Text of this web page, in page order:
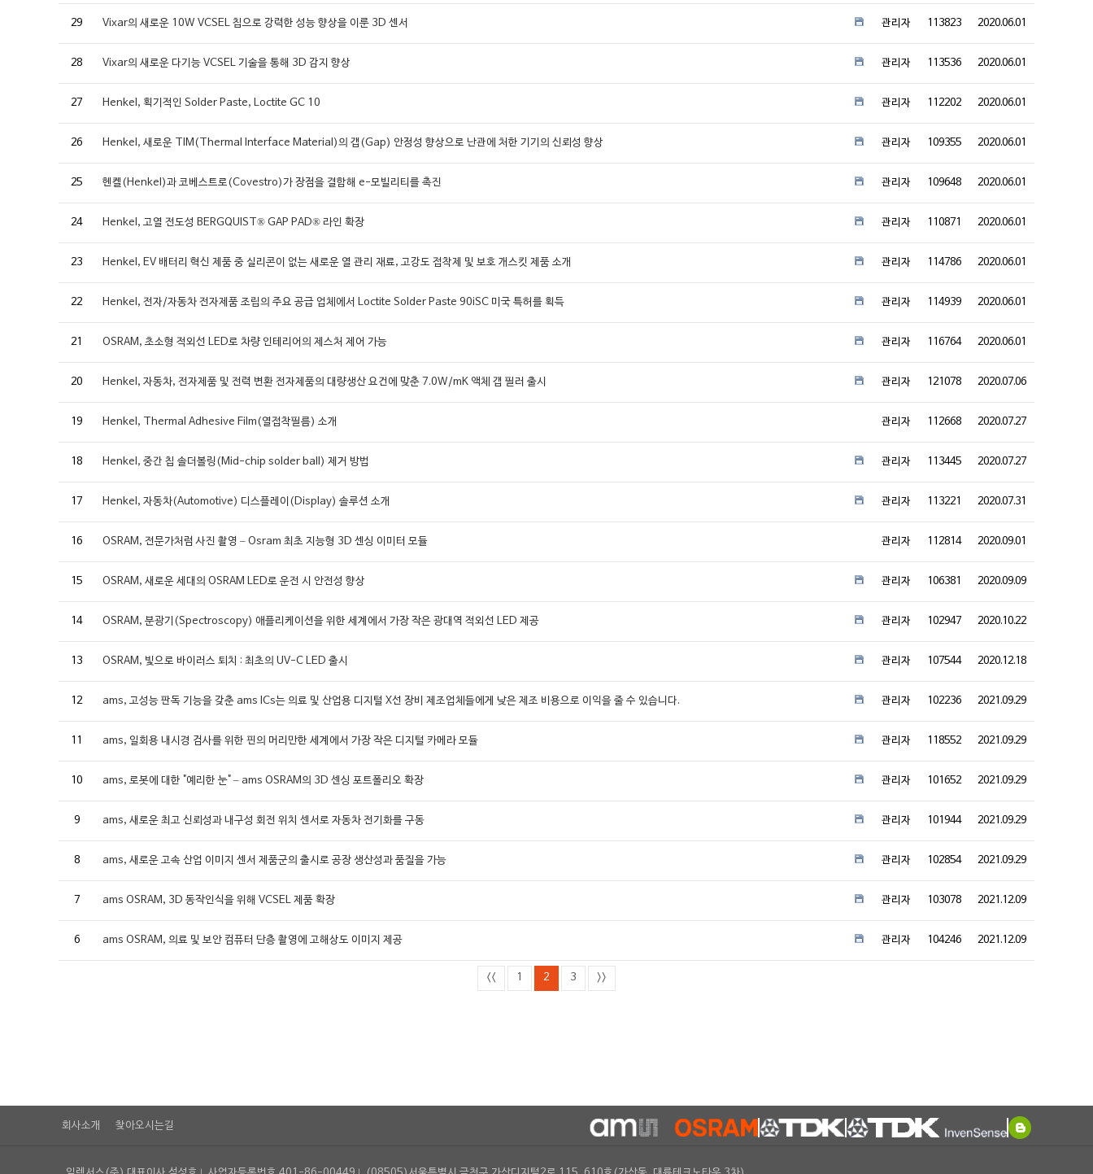
29 Vixar의 새로운 10W VCSEL 칩으로 강력한 성능 향상을 이룬 3D 센서 관리자 113823 2020.06.01
28 Vixar의 새로운 다기능 VCSEL 기술을 통해 3D 감지 향상 관리자 113536 2020.06.01
27 Henkel, 획기적인 Solder Paste, Loctite GC 10 관리자 112202 2020.06.01
26 Henkel, 새로운 TIM(Thermal Interface Material)의 갭(Gap) 안정성 향상으로 난관에 처한 기기의 신뢰성 향상 관리자 109355 2020.06.01
25 헨켈(Henkel)과 코베스트로(Covestro)가 장점을 결합해 e-모빌리티를 촉진 관리자 109648 2020.06.01
24 Henkel, 고열 전도성 BERGQUIST® GAP PAD® 라인 확장 관리자 110871 2020.06.01
23 Henkel, EV 배터리 혁신 제품 중 실리콘이 없는 새로운 열 관리 재료, 고강도 접착제 및 보호 개스킷 제품 소개 관리자 114786 2020.06.01
22 Henkel, 전자/자동차 전자제품 조립의 주요 공급 업체에서 Loctite Solder Paste 90iSC 미국 특허를 획득 관리자 114939 2020.06.01
21 OSRAM, 초소형 적외선 LED로 차량 인테리어의 제스처 제어 가능 관리자 116764 2020.06.01
20 Henkel, 자동차, 전자제품 및 전력 변환 전자제품의 대량생산 요건에 맞춘 7.0W/mK 액체 갭 필러 출시 관리자 121078 2020.07.06
19 Henkel, Thermal Adhesive Film(열접착필름) 소개 관리자 112668 2020.07.27
18 Henkel, 중간 칩 솔더볼링(Mid-chip solder ball) 제거 방법 관리자 113445 2020.07.27
17 Henkel, 자동차(Automotive) 디스플레이(Display) 솔루션 소개 관리자 113221 2020.07.31
16 OSRAM, 전문가처럼 사진 촬영 – Osram 최초 지능형 3D 센싱 이미터 모듈 관리자 112814 2020.09.01
15 OSRAM, 새로운 세대의 OSRAM LED로 운전 시 안전성 향상 관리자 106381 2020.09.09
14 OSRAM, 분광기(Spectroscopy) 애플리케이션을 위한 세계에서 가장 작은 광대역 적외선 LED 제공 관리자 102947 2020.10.22
13 OSRAM, 빛으로 바이러스 퇴치 : 최초의 UV-C LED 출시 관리자 107544 2020.12.18
12 ams, 고성능 판독 기능을 갖춘 ams ICs는 의료 및 산업용 디지털 X선 장비 제조업체들에게 낮은 제조 비용으로 이익을 줄 수 있습니다. 관리자 102236 2021.09.29
11 ams, 일회용 내시경 검사를 위한 핀의 머리만한 세계에서 가장 작은 디지털 카메라 모듈 관리자 118552 2021.09.29
10 ams, 로봇에 대한 "예리한 눈" – ams OSRAM의 3D 센싱 포트폴리오 확장 관리자 101652 2021.09.29
9 ams, 새로운 최고 신뢰성과 내구성 회전 위치 센서로 자동차 전기화를 구동 관리자 101944 2021.09.29
8 ams, 새로운 고속 산업 이미지 센서 제품군의 출시로 공장 생산성과 품질을 가능 관리자 102854 2021.09.29
7 ams OSRAM, 3D 동작인식을 위해 VCSEL 제품 확장 관리자 103078 2021.12.09
6 ams OSRAM, 의료 및 보안 컴퓨터 단층 촬영에 고해상도 이미지 제공 관리자 104246 2021.12.09
<< 1 2 3 >>
회사소개 찾아오시는길